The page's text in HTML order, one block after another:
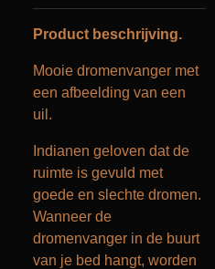
Product beschrijving.
Mooie dromenvanger met
een afbeelding van een
uil.
Indianen geloven dat de
ruimte is gevuld met
goede en slechte dromen.
Wanneer de
dromenvanger in de buurt
van je bed hangt, worden